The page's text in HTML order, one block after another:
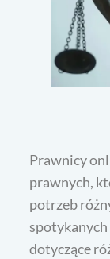
Prawnicy
prawnych,
potrzeb
spotykanych
dotyczące